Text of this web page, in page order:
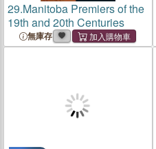
29.Manitoba Premiers of the
19th and 20th Centuries
無庫存